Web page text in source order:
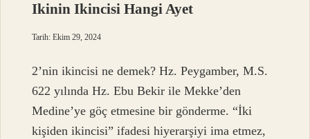
Ikinin Ikincisi Hangi Ayet
Tarih: Ekim 29, 2024
2’nin ikincisi ne demek? Hz. Peygamber, M.S.
622 yılında Hz. Ebu Bekir ile Mekke’den
Medine’ye göç etmesine bir gönderme. “İki
kişiden ikincisi” ifadesi hiyerarşiyi ima etmez,